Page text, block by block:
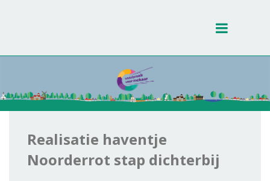
Toggle
Realisatie haventje
Noorderrot stap dichterbij